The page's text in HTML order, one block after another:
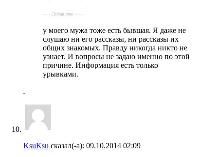
- - - Добавлено - - -
у моего мужа тоже есть бывшая. Я даже не
слушаю ни его рассказы, ни рассказы их
общих знакомых. Правду никогда никто не
узнает. И вопросы не задаю именно по этой
причине. Информация есть только
урывками.
KsuKsu сказал(-а): 09.10.2014 02:09